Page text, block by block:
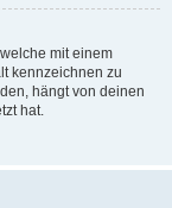
mit einem
kennzeichnen zu
hängt von deinen
hat.